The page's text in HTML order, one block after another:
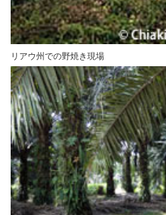
リアウ州での野焼き現場